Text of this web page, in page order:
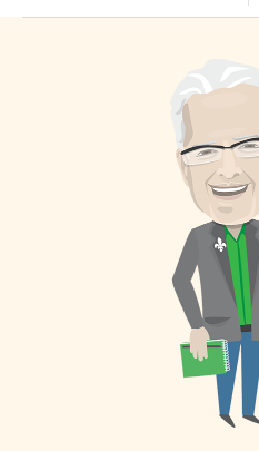
l’adolescent est incapable de
communiquer en ouolof avec la
vieille dame qui, de son côté,
s’exprime difficilement en
français. Dès qu’il rentre de
l’école, Amadou se contente
donc des politesses usuelles, au
grand désespoir de sa grand-
mère qui ne comprend pas qu’il